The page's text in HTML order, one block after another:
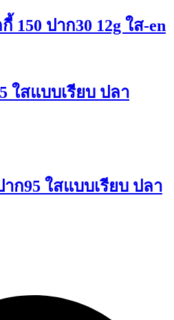
150 ปาก30 12g ใส-en
ใสแบบเรียบ ปลา
ก95 ใสแบบเรียบ ปลา